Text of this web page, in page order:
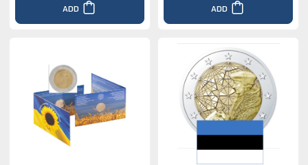
ADD ADD